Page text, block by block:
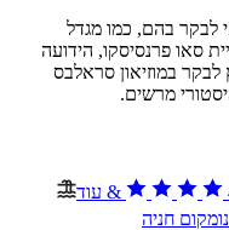
לבקר בהם, כמו מגדל
סאו פרנסיסקו, הידועה
במוזיאון סראלבס
מרשים.
& עוד
מקום חניה